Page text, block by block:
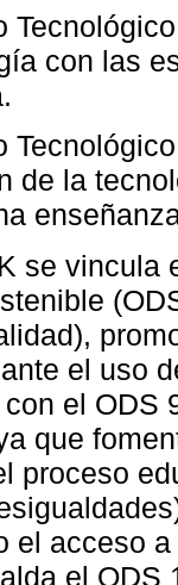
con las
de la
se vincula
el uso
el ODS
que
proceso
el acceso
el ODS